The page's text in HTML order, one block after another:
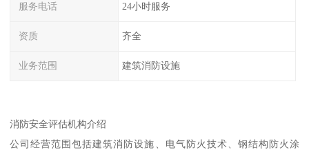
服务电话 24小时服务
资质 齐全
业务范围 建筑消防设施
消防安全评估机构介绍
公司经营范围包括建筑消防设施、电气防火技术、钢结构防火涂